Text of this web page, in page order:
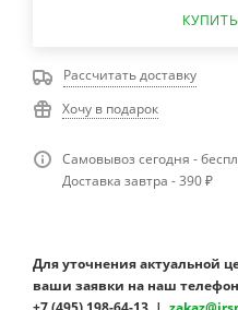
Рассчитать доставку
Хочу в подарок
Самовывоз сегодня -
Доставка завтра - 390 ₽
Для уточнения актуальной
ваши заявки на наш